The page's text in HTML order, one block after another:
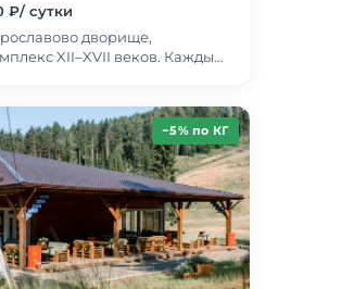
₽/ сутки
дворище,
XII–XVII веков. Каждый
−5% по КГ